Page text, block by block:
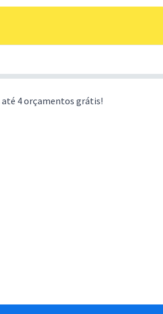
até 4 orçamentos grátis!